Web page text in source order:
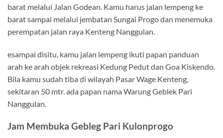
barat melalui Jalan Godean. Kamu harus jalan lempeng ke
barat sampai melalui jembatan Sungai Progo dan menemuka
perempatan jalan raya Kenteng Nanggulan.
esampai disitu, kamu jalan lempeng ikuti papan panduan
arah ke arah objek rekreasi Kedung Pedut dan Goa Kiskendo.
Bila kamu sudah tiba di wilayah Pasar Wage Kenteng,
sekitaran 50 mtr. ada papan nama Warung Geblek Pari
Nanggulan.
Jam Membuka Gebleg Pari Kulonprogo